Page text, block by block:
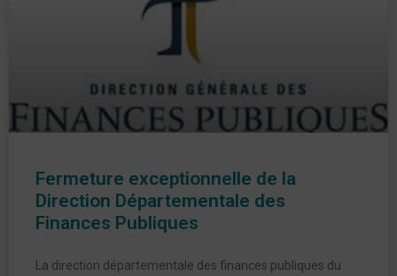
Fermeture exceptionnelle de la
Direction Départementale des
Finances Publiques
La direction départementale des finances publiques du